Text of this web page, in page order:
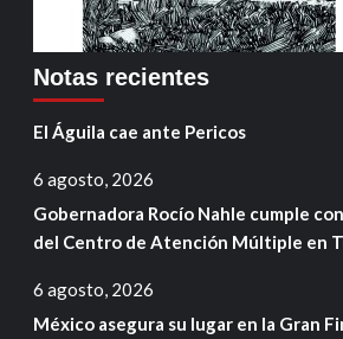
Notas recientes
El Águila cae ante Pericos
6 agosto, 2026
Gobernadora Rocío Nahle cumple
del Centro de Atención Múltiple en
6 agosto, 2026
México asegura su lugar en la Gran